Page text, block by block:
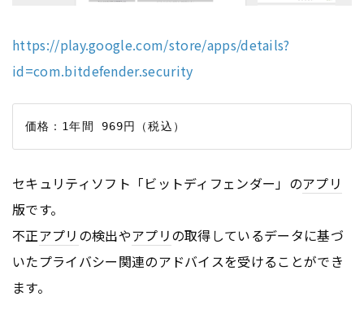
https://play.google.com/store/apps/details?
id=com.bitdefender.security
セキュリティソフト「ビットディフェンダー」のアプリ
版です。
不正アプリ の検出やアプリの取得しているデータに基づ
いたプライバシー関連のアドバイスを受けることができ
ます。